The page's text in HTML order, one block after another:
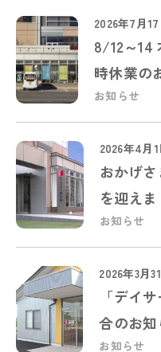
2026年7月17
8/12～14
時休業の
お知らせ
2026年4月1
おかげ
を迎え
お知らせ
2026年3月
「デイ
合のお知
お知らせ